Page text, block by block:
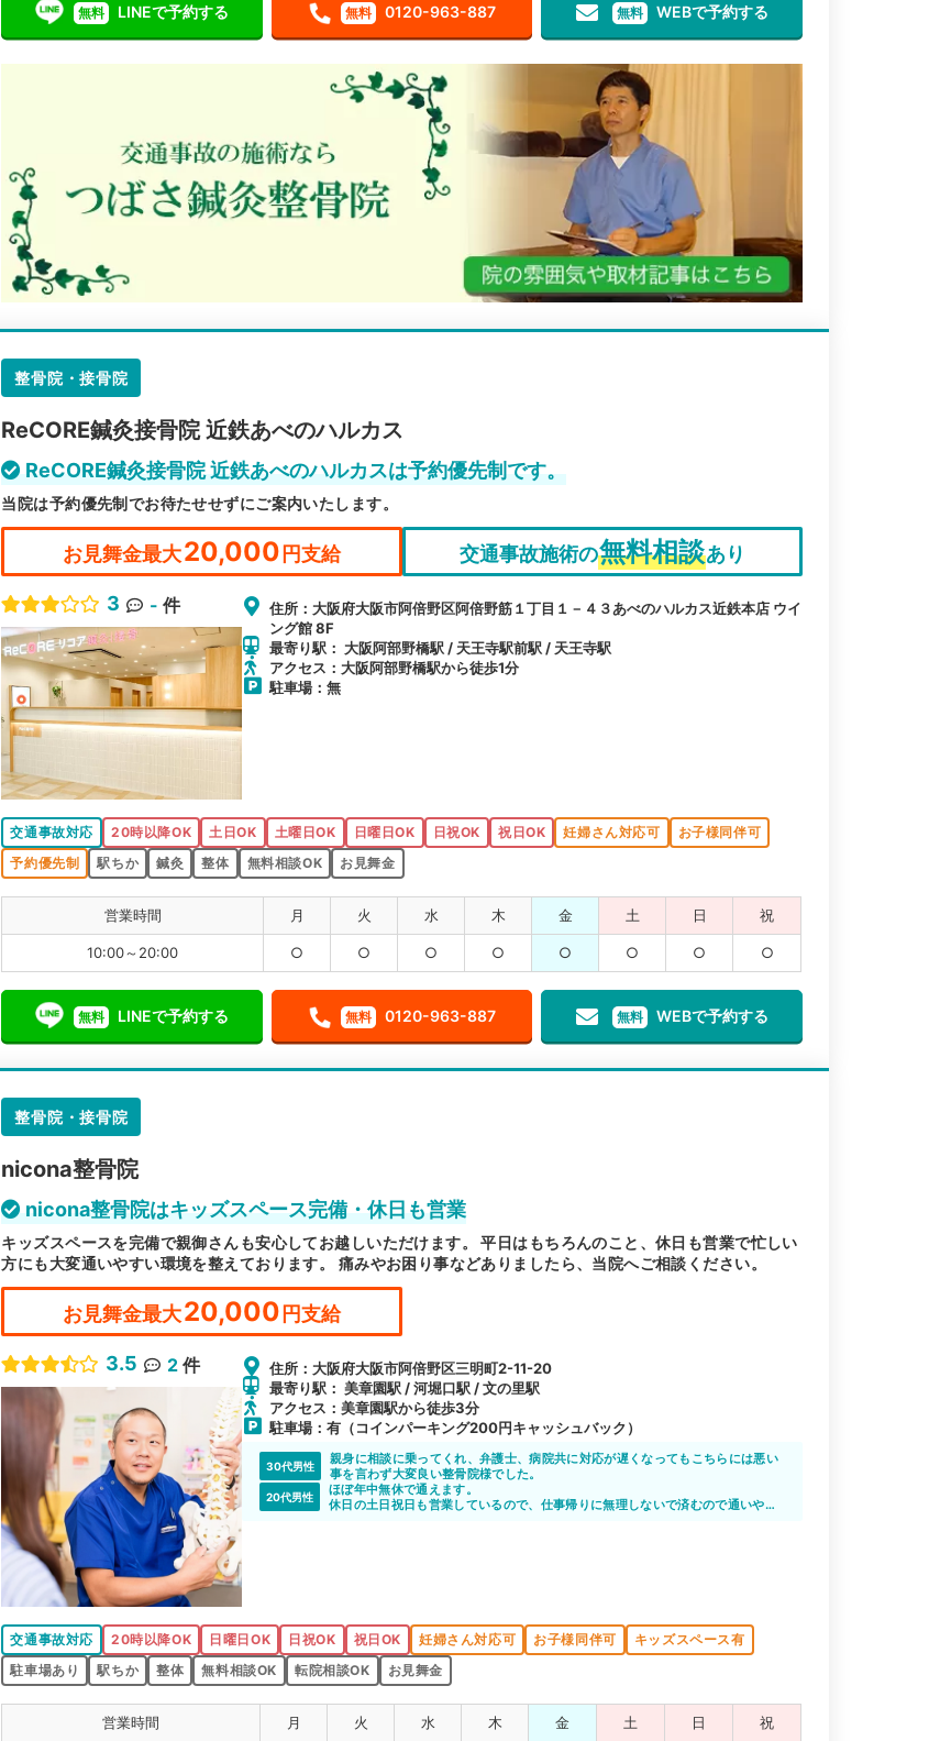
無料 LINEで予約する 無料 0120-963-887 無料 WEBで予約する
整骨院・接骨院
ReCORE鍼灸接骨院 近鉄あべのハルカス
ReCORE鍼灸接骨院 近鉄あべのハルカスは予約優先制です。
当院は予約優先制でお待たせせずにご案内いたします。
お見舞金最大20,000円支給 交通事故施術の無料相談あり
3 - 件
住所：大阪府大阪市阿倍野区阿倍野筋１丁目１－４３あべのハルカス近鉄本店 ウイ
ング館 8F
最寄り駅： 大阪阿部野橋駅 / 天王寺駅前駅 / 天王寺駅
アクセス：大阪阿部野橋駅から徒歩1分
駐車場：無
交通事故対応 20時以降OK 土日OK 土曜日OK 日曜日OK 日祝OK 祝日OK 妊婦さん対応可
お子様同伴可
予約優先制
駅ちか 鍼灸 整体 無料相談OK お見舞金
営業時間 月 火 水 木 金 土 日 祝
10:00～20:00 ○ ○ ○ ○ ○ ○ ○ ○
無料 LINEで予約する 無料 0120-963-887 無料 WEBで予約する
整骨院・接骨院
nicona整骨院
nicona整骨院はキッズスペース完備・休日も営業
キッズスペースを完備で親御さんも安心してお越しいただけます。 平日はもちろんのこと、休日も営業で忙しい
方にも大変通いやすい環境を整えております。 痛みやお困り事などありましたら、当院へご相談ください。
お見舞金最大20,000円支給
3.5 2 件
住所：大阪府大阪市阿倍野区三明町2-11-20
最寄り駅： 美章園駅 / 河堀口駅 / 文の里駅
アクセス：美章園駅から徒歩3分
駐車場：有（コインパーキング200円キャッシュバック）
30代男性
親身に相談に乗ってくれ、弁護士、病院共に対応が遅くなってもこちらには悪い
事を言わず大変良い整骨院様でした。
20代男性
ほぼ年中無休で通えます。
休日の土日祝日も営業しているので、仕事帰りに無理しないで済むので通いやす
交通事故対応 20時以降OK 日曜日OK 日祝OK 祝日OK 妊婦さん対応可 お子様同伴可
キッズスペース有
駐車場あり
駅ちか 整体 無料相談OK 転院相談OK お見舞金
営業時間 月 火 水 木 金 土 日 祝